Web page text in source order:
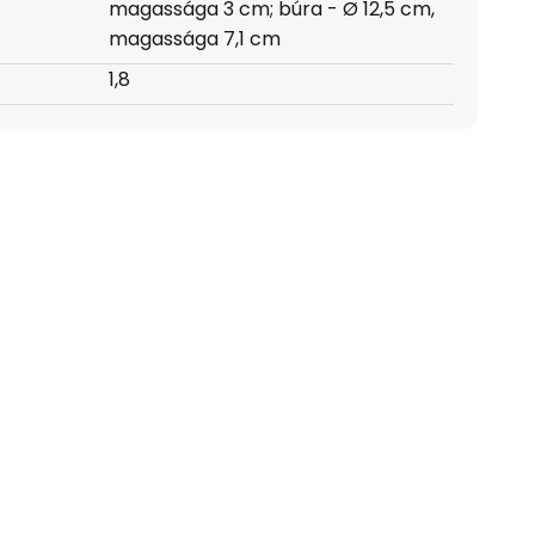
magassága 3 cm; búra - Ø 12,5 cm,
magassága 7,1 cm
1,8